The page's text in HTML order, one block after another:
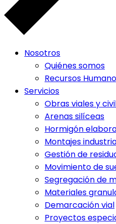
Nosotros
Quiénes somos
Recursos
Servicios
Obras viales y
Arenas silíceas
Hormigón
Montajes
Gestión de
Movimiento de
Segregación de
Materiales
Demarcación vial
Proyectos